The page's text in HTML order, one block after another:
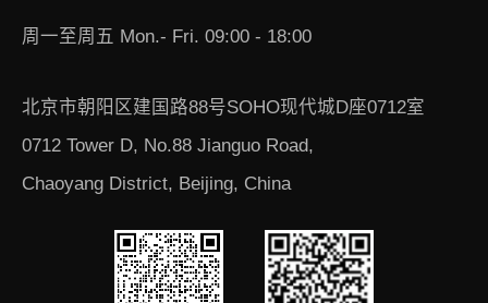
周一至周五 Mon.- Fri. 09:00 - 18:00
北京市朝阳区建国路88号SOHO现代城D座0712室
0712 Tower D, No.88 Jianguo Road,
Chaoyang District, Beijing, China